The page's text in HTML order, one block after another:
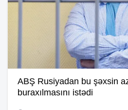
ABŞ Rusiyadan bu şəxsin
buraxılmasını istədi